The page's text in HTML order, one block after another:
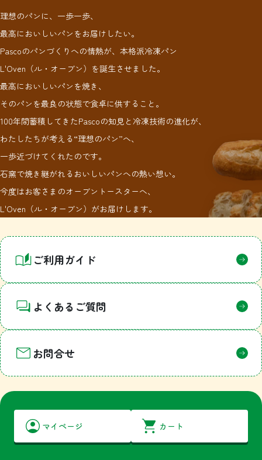
理想のパンに、一歩一歩、
最高においしいパンをお届けしたい。
Pascoのパンづくりへの情熱が、本格派冷凍パン
L'Oven（ル・オーブン）を誕生させました。
最高においしいパンを焼き、
そのパンを最良の状態で食卓に供すること。
100年間蓄積してきたPascoの知見と冷凍技術の進化が、
わたしたちが考える“理想のパン”へ、
一歩近づけてくれたのです。
石窯で焼き継がれるおいしいパンへの熱い想い。
今度はお客さまのオーブントースターへ、
L'Oven（ル・オーブン）がお届けします。
ご利用ガイド
よくあるご質問
お問合せ
マイページ カート